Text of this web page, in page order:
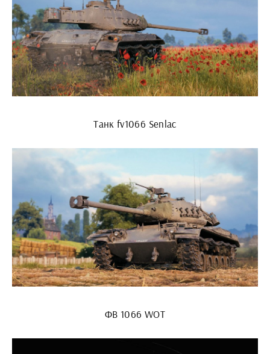
Танк fv1066 Senlac
ФВ 1066 WOT